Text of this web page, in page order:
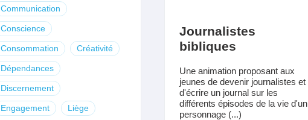
Communication
Conscience
Consommation Créativité
Dépendances
Discernement
Engagement Liège
Journalistes
bibliques
Une animation proposant aux
jeunes de devenir journalistes et
d'écrire un journal sur les
différents épisodes de la vie d'un
personnage (...)